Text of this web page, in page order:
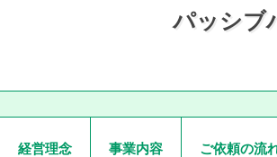
パッシブ
経営理念 事業内容 ご依頼の流